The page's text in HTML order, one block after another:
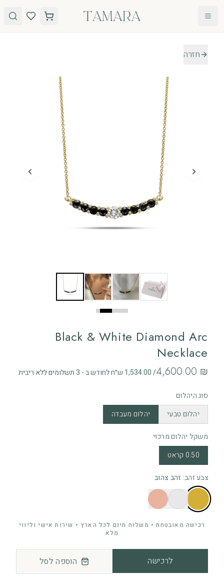
טבעות
אירוסין
אבני חן
הטבעות
חזרה
Black & White Diamond Arc
Necklace
‏4,600.00 ₪ / 1,534.00 ש״ח לחודש ב - 3 תשלומים ללא ריבית
סוג היהלום
יהלום טבעי
יהלום מעבדה
משקל יהלום מרכזי
0.50 קראט
צבע זהב: זהב צהוב
רכישה מאובטחת • משלוח חינם לכל הארץ • שירות אישי וליווי
מלא
לרכישה הוספה לסל